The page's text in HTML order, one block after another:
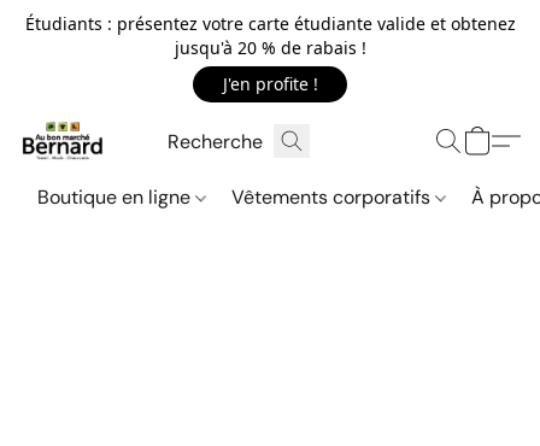
Étudiants : présentez votre carte étudiante valide et obtenez
jusqu'à 20 % de rabais !
J'en profite !
Boutique en ligne Vêtements corporatifs À